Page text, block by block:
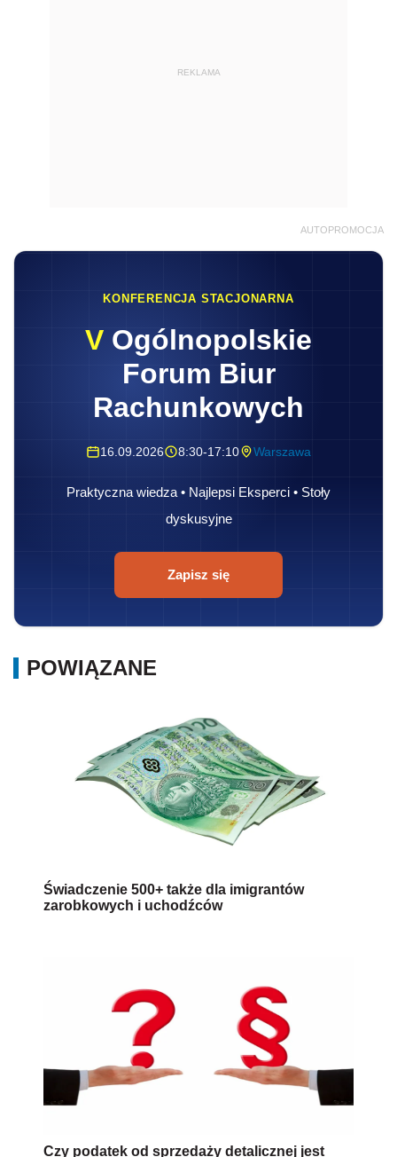
REKLAMA
AUTOPROMOCJA
KONFERENCJA STACJONARNA
V Ogólnopolskie
Forum Biur
Rachunkowych
16.09.2026 8:30-17:10 Warszawa
Praktyczna wiedza • Najlepsi Eksperci • Stoły
dyskusyjne
Zapisz się
POWIĄZANE
Świadczenie 500+ także dla imigrantów
zarobkowych i uchodźców
Czy podatek od sprzedaży detalicznej jest